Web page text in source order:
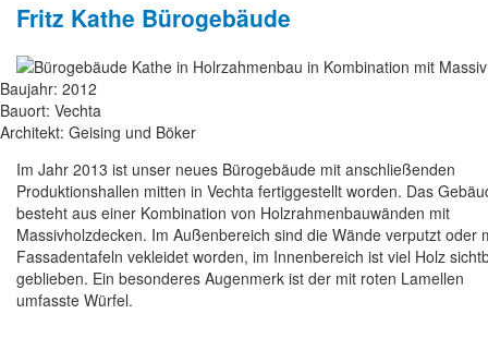
Fritz Kathe Bürogebäude
Baujahr: 2012
Bauort: Vechta
Architekt: Geising und Böker
Im Jahr 2013 ist unser neues Bürogebäude mit anschließenden
Produktionshallen mitten in Vechta fertiggestellt worden. Das
besteht aus einer Kombination von Holzrahmenbauwänden mit
Massivholzdecken. Im Außenbereich sind die Wände verputzt oder
Fassadentafeln vekleidet worden, im Innenbereich ist viel Holz
geblieben. Ein besonderes Augenmerk ist der mit roten Lamellen
umfasste Würfel.